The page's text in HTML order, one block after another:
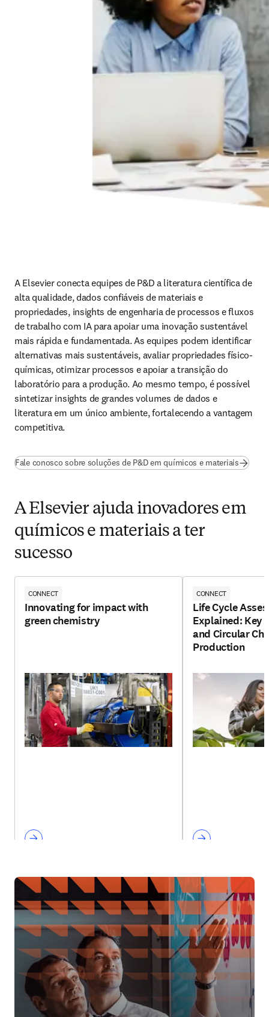
A Elsevier conecta equipes de P&D a literatura científica de
alta qualidade, dados confiáveis de materiais e
propriedades, insights de engenharia de processos e fluxos
de trabalho com IA para apoiar uma inovação sustentável
mais rápida e fundamentada. As equipes podem identificar
alternativas mais sustentáveis, avaliar propriedades físico-
químicas, otimizar processos e apoiar a transição do
laboratório para a produção. Ao mesmo tempo, é possível
sintetizar insights de grandes volumes de dados e
literatura em um único ambiente, fortalecendo a vantagem
competitiva.
Fale conosco sobre soluções de P&D em químicos e materiais
A Elsevier ajuda inovadores em
químicos e materiais a ter
sucesso
CONNECT
Innovating for impact with
green chemistry
CONNECT
Life Cycle
Explained: Key
and Circular
Production